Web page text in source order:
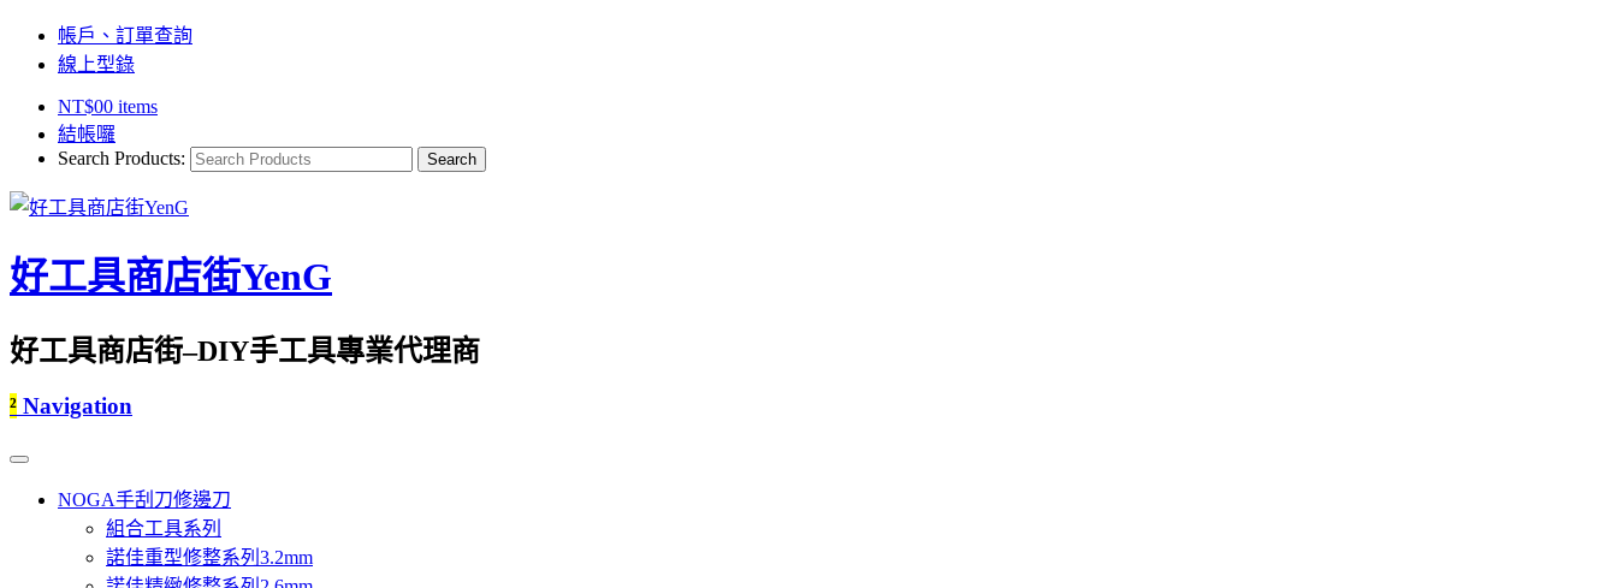
帳戶、訂單查詢
線上型錄
NT$00 items
結帳囉
Search Products:
好工具商店街YenG
好工具商店街–DIY手工具專業代理商
² Navigation
NOGA手刮刀修邊刀
組合工具系列
諾佳重型修整系列3.2mm